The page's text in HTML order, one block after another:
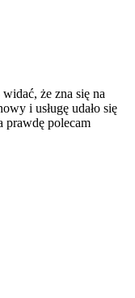
że zna się na
i usługę udało się
prawdę polecam